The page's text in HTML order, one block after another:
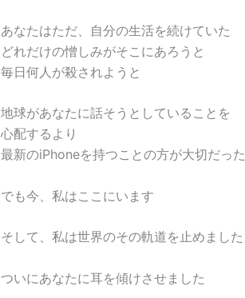
あなたはただ、自分の生活を続けていた
どれだけの憎しみがそこにあろうと
毎日何人が殺されようと
地球があなたに話そうとしていることを
心配するより
最新のiPhoneを持つことの方が大切だった
でも今、私はここにいます
そして、私は世界のその軌道を止めました
ついにあなたに耳を傾けさせました